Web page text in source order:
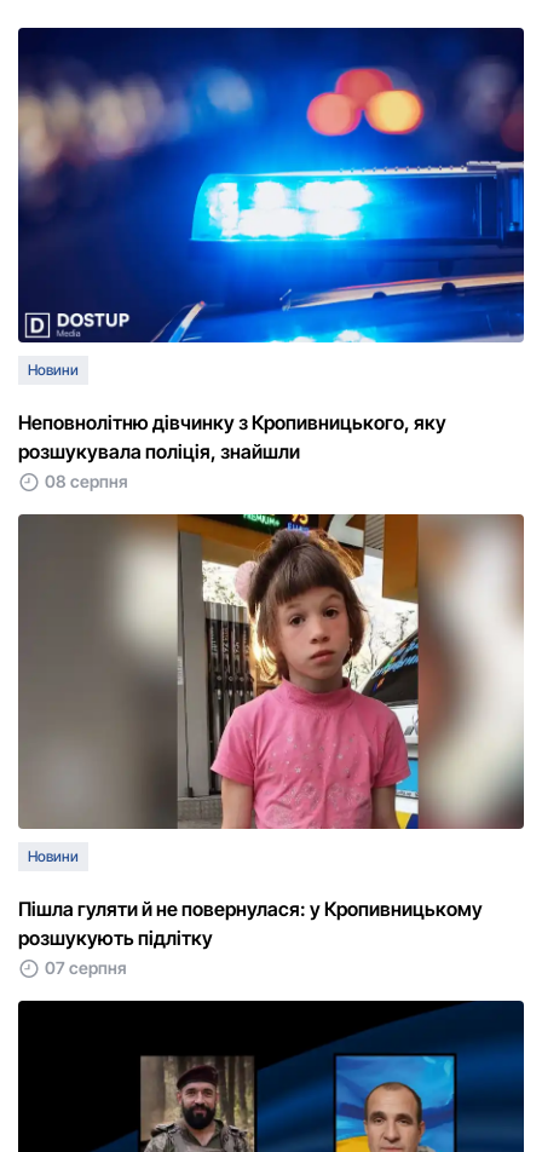
Новини
Неповнолітню дівчинку з Кропивницького, яку
розшукувала поліція, знайшли
08 серпня
Новини
Пішла гуляти й не повернулася: у Кропивницькому
розшукують підлітку
07 серпня